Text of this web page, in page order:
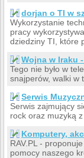
dorjan o TI w
Wykorzystanie
pracy
dziedziny TI, które
Wojna w Iraku
Tego nie było w
snajperów, walki w
Serwis
Serwis zajmujący
rock oraz muzyką
Komputery,
RAV.PL -
pomocy naszego